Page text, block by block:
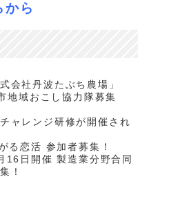
から
会社丹波たぶち農場」
地域おこし協力隊募集
ャレンジ研修が開催され
る恋活 参加者募集！
16日開催 製造業分野合同
！